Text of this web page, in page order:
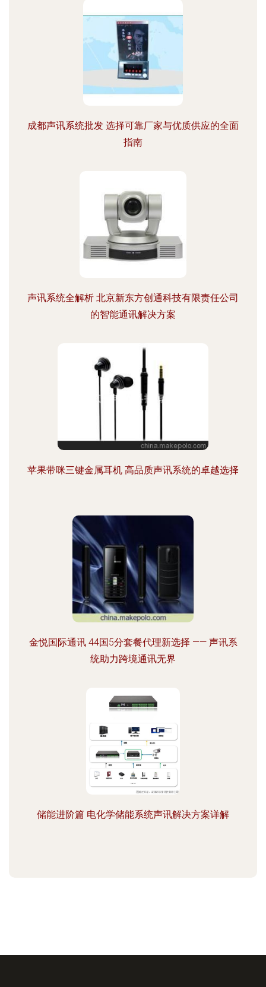
成都声讯系统批发 选择可靠厂家与优质供应的全面
指南
声讯系统全解析 北京新东方创通科技有限责任公司
的智能通讯解决方案
苹果带咪三键金属耳机 高品质声讯系统的卓越选择
金悦国际通讯 44国5分套餐代理新选择 —— 声讯系
统助力跨境通讯无界
储能进阶篇 电化学储能系统声讯解决方案详解